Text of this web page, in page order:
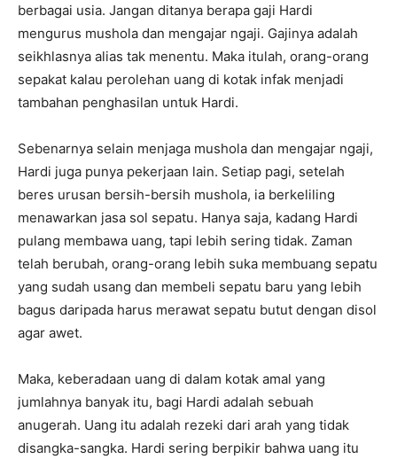
berbagai usia. Jangan ditanya berapa gaji Hardi
mengurus mushola dan mengajar ngaji. Gajinya adalah
seikhlasnya alias tak menentu. Maka itulah, orang-orang
sepakat kalau perolehan uang di kotak infak menjadi
tambahan penghasilan untuk Hardi.
Sebenarnya selain menjaga mushola dan mengajar ngaji,
Hardi juga punya pekerjaan lain. Setiap pagi, setelah
beres urusan bersih-bersih mushola, ia berkeliling
menawarkan jasa sol sepatu. Hanya saja, kadang Hardi
pulang membawa uang, tapi lebih sering tidak. Zaman
telah berubah, orang-orang lebih suka membuang sepatu
yang sudah usang dan membeli sepatu baru yang lebih
bagus daripada harus merawat sepatu butut dengan disol
agar awet.
Maka, keberadaan uang di dalam kotak amal yang
jumlahnya banyak itu, bagi Hardi adalah sebuah
anugerah. Uang itu adalah rezeki dari arah yang tidak
disangka-sangka. Hardi sering berpikir bahwa uang itu